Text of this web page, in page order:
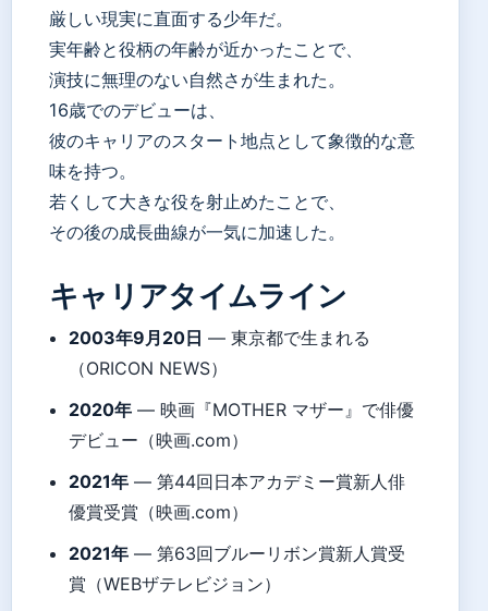
厳しい現実に直面する少年だ。
実年齢と役柄の年齢が近かったことで、
演技に無理のない自然さが生まれた。
16歳でのデビューは、
彼のキャリアのスタート地点として象徴的な意
味を持つ。
若くして大きな役を射止めたことで、
その後の成長曲線が一気に加速した。
キャリアタイムライン
2003年9月20日 — 東京都で生まれる
（ORICON NEWS）
2020年 — 映画『MOTHER マザー』で俳優
デビュー（映画.com）
2021年 — 第44回日本アカデミー賞新人俳
優賞受賞（映画.com）
2021年 — 第63回ブルーリボン賞新人賞受
賞（WEBザテレビジョン）